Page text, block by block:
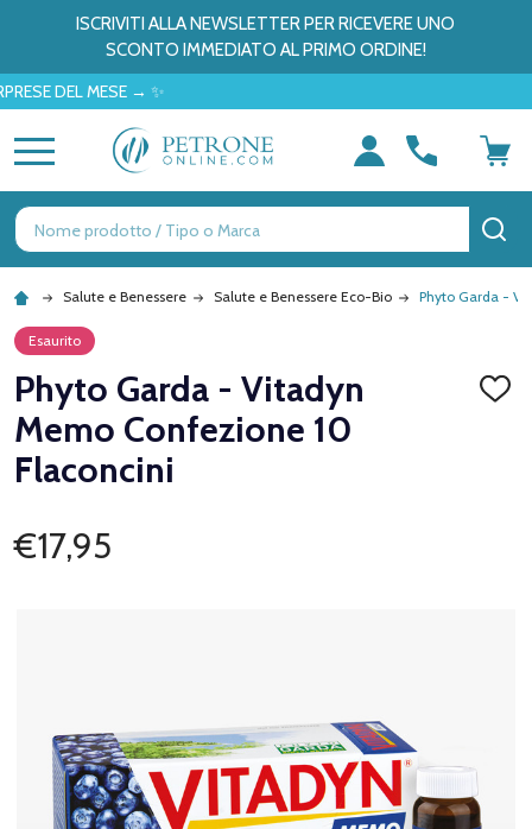
ISCRIVITI ALLA NEWSLETTER PER RICEVERE UNO
SCONTO IMMEDIATO AL PRIMO ORDINE!
DEL MESE → ✨
Ricerca
Salute e Benessere Salute e Benessere Eco-Bio Phyto Garda -
Esaurito
Phyto Garda - Vitadyn
Memo Confezione 10
Flaconcini
€17,95